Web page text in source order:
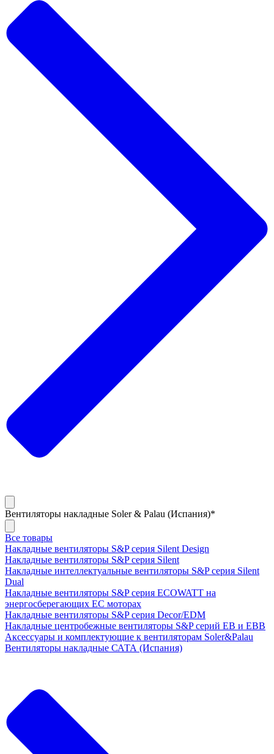
Вентиляторы накладные Soler & Palau (Испания)*
Все товары
Накладные вентиляторы S&P серия Silent Design
Накладные вентиляторы S&P серия Silent
Накладные интеллектуальные вентиляторы S&P серия Silent
Dual
Накладные вентиляторы S&P серия ECOWATT на
энергосберегающих ЕС моторах
Накладные вентиляторы S&P серия Decor/EDM
Накладные центробежные вентиляторы S&P серий EB и EBB
Аксессуары и комплектующие к вентиляторам Soler&Palau
Вентиляторы накладные САТА (Испания)